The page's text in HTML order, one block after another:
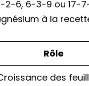
2-6, 6-3-9 ou 17-
à la
Rôle
des